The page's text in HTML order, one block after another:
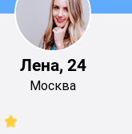
Лена, 24
Москва